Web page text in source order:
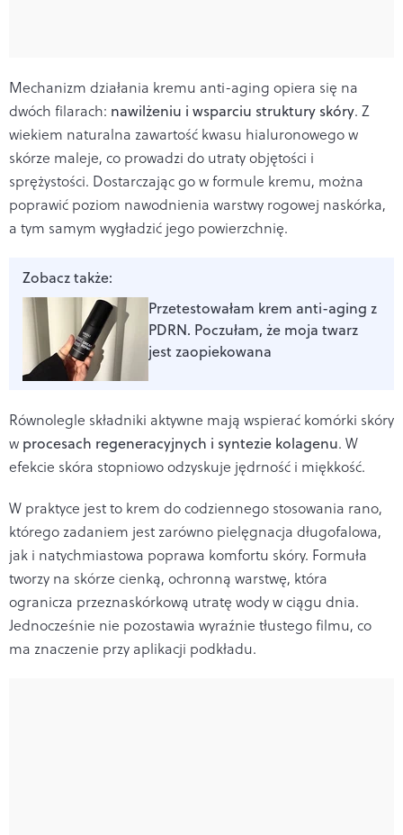
Mechanizm działania kremu anti-aging opiera się na
dwóch filarach: nawilżeniu i wsparciu struktury skóry. Z
wiekiem naturalna zawartość kwasu hialuronowego w
skórze maleje, co prowadzi do utraty objętości i
sprężystości. Dostarczając go w formule kremu, można
poprawić poziom nawodnienia warstwy rogowej naskórka,
a tym samym wygładzić jego powierzchnię.
Zobacz także:
Przetestowałam krem anti-aging z
PDRN. Poczułam, że moja twarz
jest zaopiekowana
Równolegle składniki aktywne mają wspierać komórki skóry
w procesach regeneracyjnych i syntezie kolagenu. W
efekcie skóra stopniowo odzyskuje jędrność i miękkość.
W praktyce jest to krem do codziennego stosowania rano,
którego zadaniem jest zarówno pielęgnacja długofalowa,
jak i natychmiastowa poprawa komfortu skóry. Formuła
tworzy na skórze cienką, ochronną warstwę, która
ogranicza przeznaskórkową utratę wody w ciągu dnia.
Jednocześnie nie pozostawia wyraźnie tłustego filmu, co
ma znaczenie przy aplikacji podkładu.